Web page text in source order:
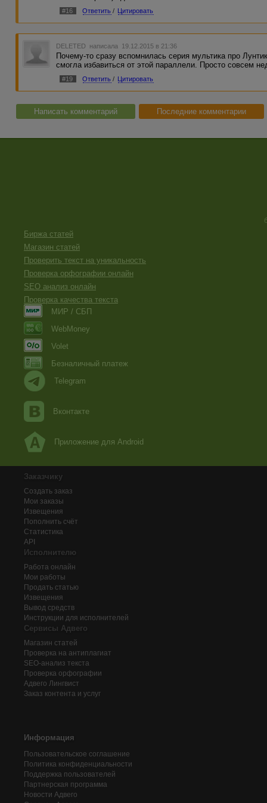
#16 Ответить / Цитировать
DELETED написала 19.12.2015 в 21:36
Почему-то сразу вспомнилась серия мультика про
смогла избавиться от этой параллели. Просто совсем
#19 Ответить / Цитировать
Написать комментарий Последние комментарии
Биржа статей
Магазин статей
Проверить текст на уникальность
Проверка орфографии онлайн
SEO анализ онлайн
Проверка качества текста
МИР / СБП
WebMoney
Volet
Безналичный платеж
Telegram
Вконтакте
Приложение для Android
Заказчику
Создать заказ
Мои заказы
Извещения
Пополнить счёт
Статистика
API
Исполнителю
Работа онлайн
Мои работы
Продать статью
Извещения
Вывод средств
Инструкции для исполнителей
Сервисы Адвего
Магазин статей
Проверка на антиплагиат
SEO-анализ текста
Проверка орфографии
Адвего Лингвист
Заказ контента и услуг
Информация
Пользовательское соглашение
Политика конфиденциальности
Поддержка пользователей
Партнерская программа
Новости Адвего